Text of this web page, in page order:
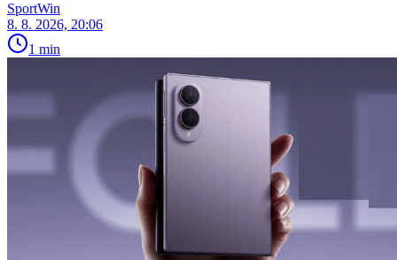
SportWin
8. 8. 2026, 20:06
1 min